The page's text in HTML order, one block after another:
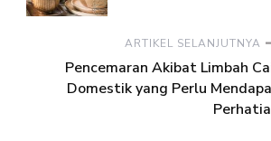
ARTIKEL SELANJUTNYA
Pencemaran Akibat Limbah
Domestik yang Perlu